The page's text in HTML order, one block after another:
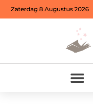
Zaterdag 8 Augustus 2026